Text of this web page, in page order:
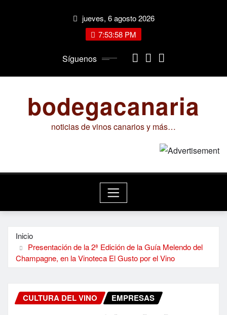
jueves, 6 agosto 2026
7:53:59 PM
Síguenos
bodegacanaria
noticias de vinos canarios y más…
Inicio
Presentación de la 2ª Edición de la Guía Melendo del
Champagne, en la Vinoteca El Gusto por el Vino
CULTURA DEL VINO EMPRESAS